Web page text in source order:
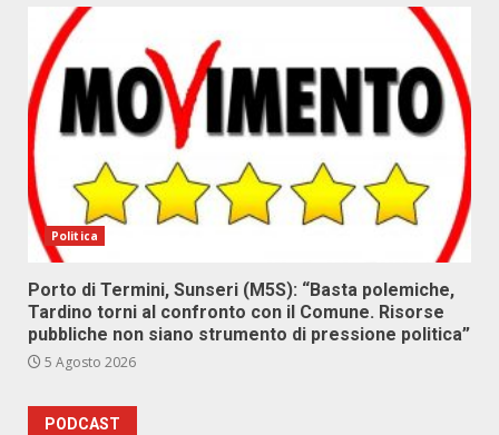
Politica
Porto di Termini, Sunseri (M5S): “Basta polemiche,
Tardino torni al confronto con il Comune. Risorse
pubbliche non siano strumento di pressione politica”
5 Agosto 2026
PODCAST